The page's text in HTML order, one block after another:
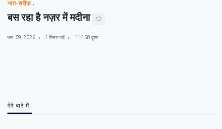
नात-शरीफ
बस रहा है नज़र में मदीना
फ़र. 09, 2026 1 मिनट पढ़ें 11,158 दृश्य
मेरे बारे में